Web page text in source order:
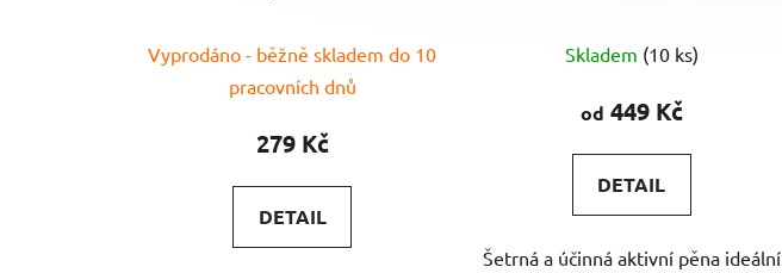
Vyprodáno - běžně skladem do 10
pracovních dnů
279 Kč
DETAIL
hodnocení
produktu
5,0
z
hvězdiček.
Skladem (10 ks)
od 449 Kč
DETAIL
Šetrná a účinná aktivní pěna ideální